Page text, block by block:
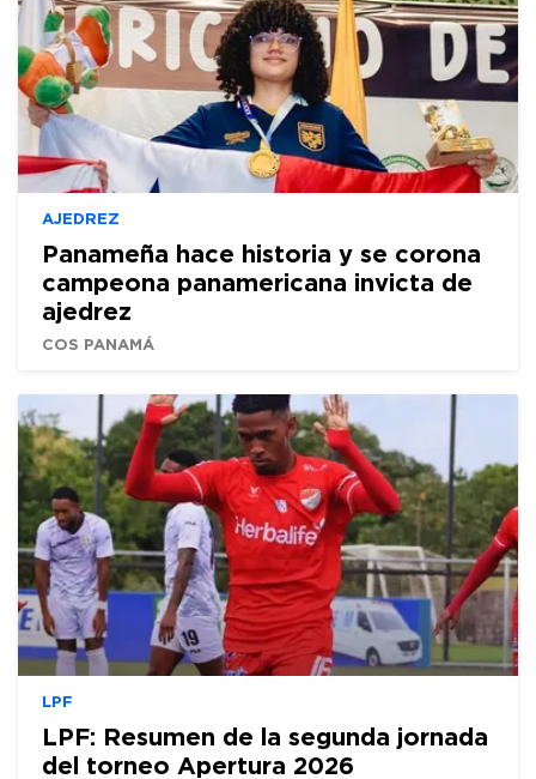
AJEDREZ
Panameña hace historia y se corona
campeona panamericana invicta de
ajedrez
COS PANAMÁ
LPF
LPF: Resumen de la segunda jornada
del torneo Apertura 2026